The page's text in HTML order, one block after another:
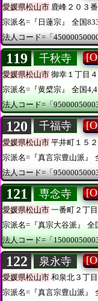
愛媛県松山市 鹿峰２０３
宗派名=『日蓮宗』
全国
法人コード=「
119 千秋寺
愛媛県松山市 御幸１丁目
宗派名=『黄檗宗』
全国
法人コード=「
120 千福寺
愛媛県松山市 平井町１５
宗派名=『真言宗豊山派』
法人コード=「
121 専念寺
愛媛県松山市 一番町２丁
宗派名=『真宗大谷派』
全
法人コード=「
122 泉永寺
愛媛県松山市 和泉北３丁
宗派名=『真言宗豊山派』